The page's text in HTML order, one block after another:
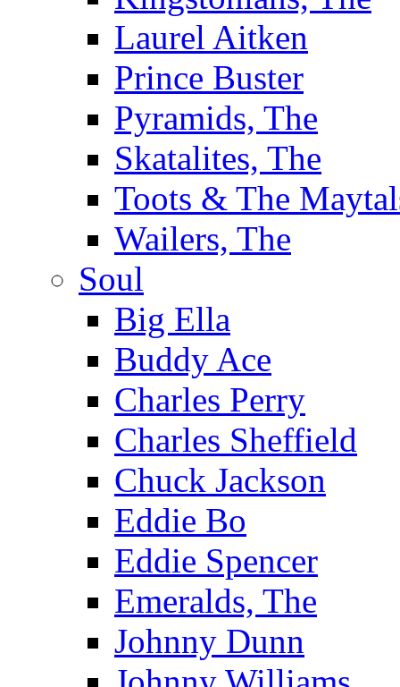
Laurel Aitken
Prince Buster
Pyramids, The
Skatalites, The
Toots & The
Wailers, The
Soul
Big Ella
Buddy Ace
Charles Perry
Charles Sheffield
Chuck Jackson
Eddie Bo
Eddie Spencer
Emeralds, The
Johnny Dunn